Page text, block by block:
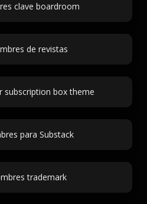
clave boardroom
de revistas
subscription box theme
para Substack
trademark